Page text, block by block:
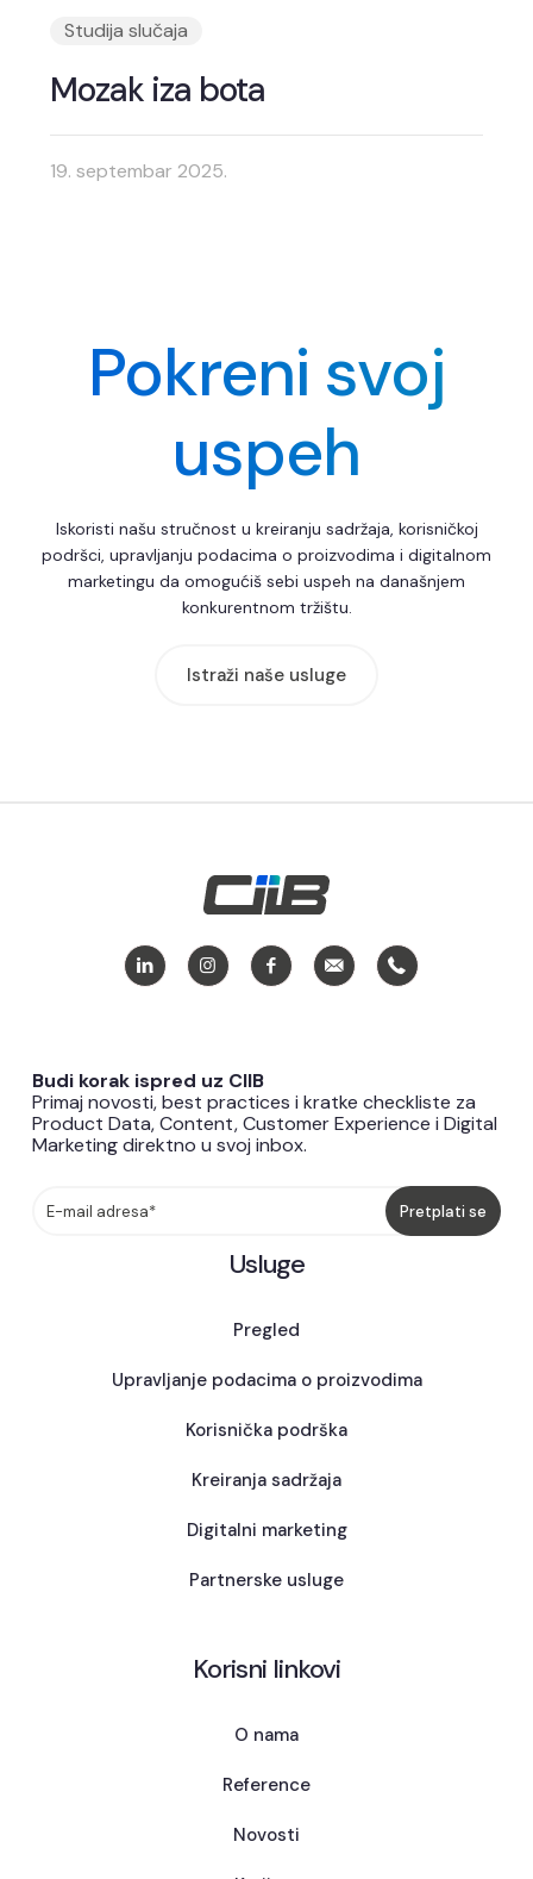
Studija slučaja
Mozak iza bota
19. septembar 2025.
Pokreni svoj
uspeh
Iskoristi našu stručnost u kreiranju sadržaja, korisničkoj
podršci, upravljanju podacima o proizvodima i digitalnom
marketingu da omogućiš sebi uspeh na današnjem
konkurentnom tržištu.
Istraži naše usluge
Budi korak ispred uz CIIB
Primaj novosti, best practices i kratke checkliste za
Product Data, Content, Customer Experience i Digital
Marketing direktno u svoj inbox.
Usluge
Pregled
Upravljanje podacima o proizvodima
Korisnička podrška
Kreiranja sadržaja
Digitalni marketing
Partnerske usluge
Korisni linkovi
O nama
Reference
Novosti